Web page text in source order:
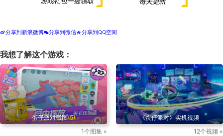
t分享到新浪微博w分享到微信z分享到QQ空间
我想了解这个游戏：
蛋仔派对截图(5)
1个图集 »
《蛋仔派对》实机视频
12个视频 »